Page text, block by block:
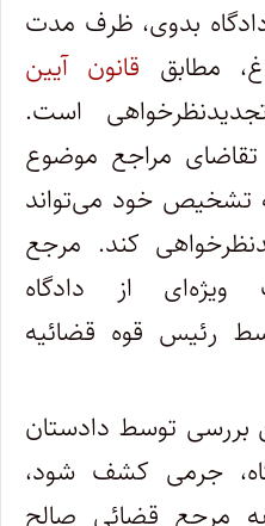
بدوی، ظرف مدت
مطابق قانون آیین
است.
تقاضای مراجع موضوع
و به تشخیص خود می‌تواند
کند. مرجع
از دادگاه
رئیس قوه قضائیه
بررسی توسط دادستان
جرمی کشف شود،
مرجع قضائی صالح